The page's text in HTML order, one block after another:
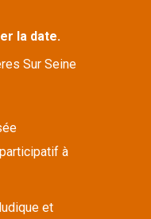
la date.
Sur Seine
à
et